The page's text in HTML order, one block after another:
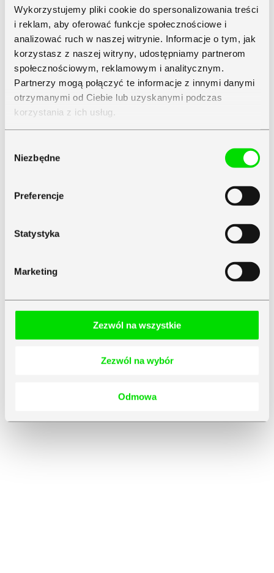
Wykorzystujemy pliki cookie do spersonalizowania treści
i reklam, aby oferować funkcje społecznościowe i
analizować ruch w naszej witrynie. Informacje o tym, jak
korzystasz z naszej witryny, udostępniamy partnerom
społecznościowym, reklamowym i analitycznym.
Partnerzy mogą połączyć te informacje z innymi danymi
otrzymanymi od Ciebie lub uzyskanymi podczas
korzystania z ich usług.
zgody
Niezbędne
Preferencje
Statystyka
Marketing
Zezwól na wszystkie
Zezwól na wybór
Odmowa